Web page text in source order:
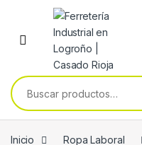
Skip to navigation
Skip to content
Buscar por:
Inicio Ropa Laboral